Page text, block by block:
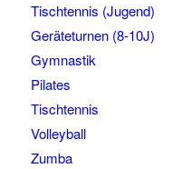
Tischtennis (Jugend)
Geräteturnen (8-10J)
Gymnastik
Pilates
Tischtennis
Volleyball
Zumba